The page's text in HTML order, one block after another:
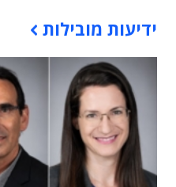
ידיעות מובילות